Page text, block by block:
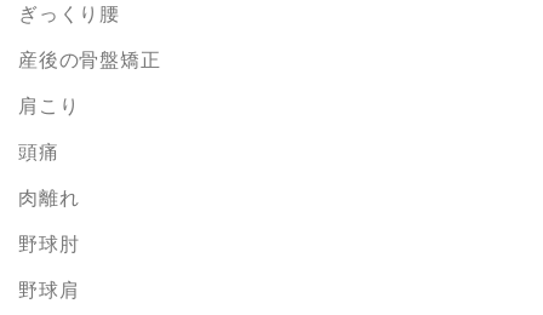
ぎっくり腰
産後の骨盤矯正
肩こり
頭痛
肉離れ
野球肘
野球肩